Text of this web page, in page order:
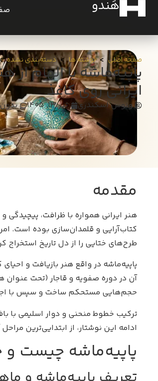
هَندو
صفحه اصلی >نوشته ها>دسته‌بندی نشده
پاپیه‌ماشه با الهام
ایرانی روی کاغذ
ونوس اسکندری تیر ۱۳, ۱۴۰۵
مقدمه
هنر ایرانی همواره با ظرافت،
طرح‌های ختایی را از دل تاریخ استخراج
پاپیه‌ماشه در واقع هنر بازیافت و
آن در دوره صفویه و قاجار (تحت عنوان
حجم‌هایی مستحکم ساخت و سپس با
ترکیب خطوط منحنی و دوار اسلیمی با
ادامه این نوشتار، از ابتدایی‌ترین
پاپیه‌ماشه چیست و